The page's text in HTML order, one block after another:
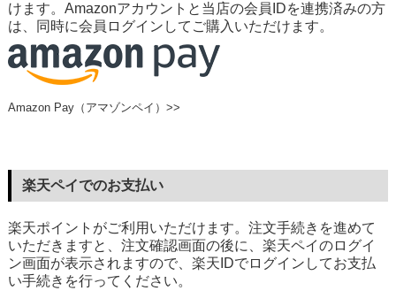
けます。Amazonアカウントと当店の会員IDを連携済みの方
は、同時に会員ログインしてご購入いただけます。
Amazon Pay（アマゾンペイ）>>
楽天ペイでのお支払い
楽天ポイントがご利用いただけます。注文手続きを進めて
いただきますと、注文確認画面の後に、楽天ペイのログイ
ン画面が表示されますので、楽天IDでログインしてお支払
い手続きを行ってください。